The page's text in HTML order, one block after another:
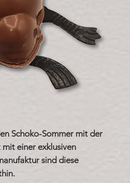
Schoko-Sommer mit der
einer exklusiven
sind diese